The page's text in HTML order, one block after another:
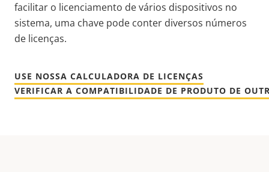
facilitar o licenciamento de vários dispositivos no
sistema, uma chave pode conter diversos números
de licenças.
USE NOSSA CALCULADORA DE LICENÇAS
VERIFICAR A COMPATIBILIDADE DE PRODUTO DE